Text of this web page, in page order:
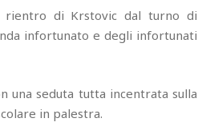
rientro di Krstovic dal turno di
infortunato e degli infortunati
una seduta tutta incentrata sulla
in palestra.